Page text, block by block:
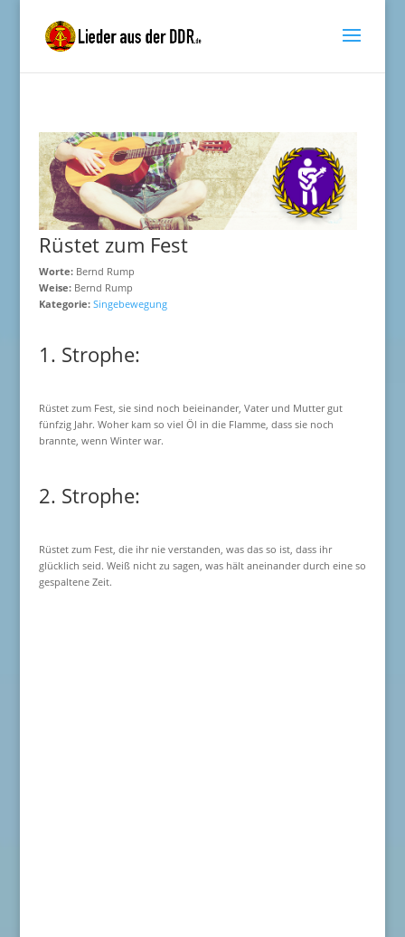
Rüstet zum Fest
Worte:Bernd Rump
Weise:Bernd Rump
Kategorie: Singebewegung
1. Strophe:
Rüstet zum Fest, sie sind noch beieinander, Vater und Mutter gut
fünfzig Jahr. Woher kam so viel Öl in die Flamme, dass sie noch
brannte, wenn Winter war.
2. Strophe:
Rüstet zum Fest, die ihr nie verstanden, was das so ist, dass ihr
glücklich seid. Weiß nicht zu sagen, was hält aneinander durch eine so
gespaltene Zeit.